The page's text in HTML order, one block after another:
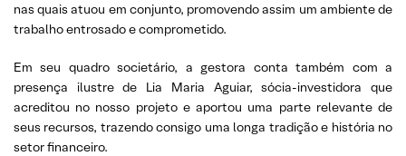
nas quais atuou em conjunto, promovendo assim um ambiente de
trabalho entrosado e comprometido.
Em seu quadro societário, a gestora conta também com a
presença ilustre de Lia Maria Aguiar, sócia-investidora que
acreditou no nosso projeto e aportou uma parte relevante de
seus recursos, trazendo consigo uma longa tradição e história no
setor financeiro.